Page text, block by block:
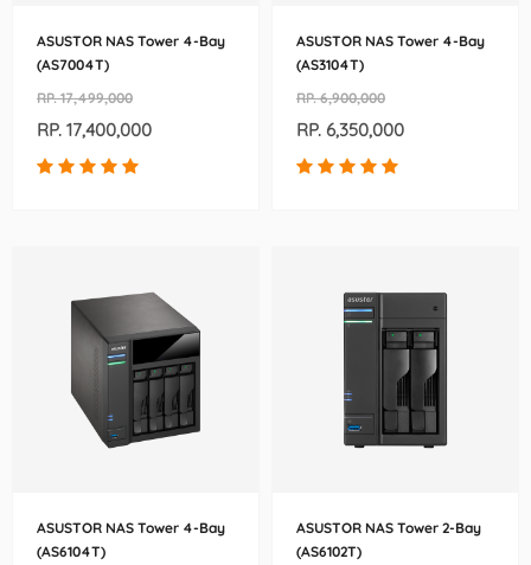
ASUSTOR NAS Tower 4-Bay
(AS7004T)
RP. 17,499,000
RP. 17,400,000
ASUSTOR NAS Tower 4-Bay
(AS3104T)
RP. 6,900,000
RP. 6,350,000
ASUSTOR NAS Tower 4-Bay
(AS6104T)
ASUSTOR NAS Tower 2-Bay
(AS6102T)